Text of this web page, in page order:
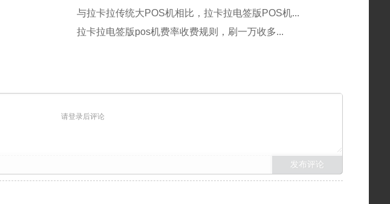
与拉卡拉传统大POS机相比，拉卡拉电签版POS机...
拉卡拉电签版pos机费率收费规则，刷一万收多...
请登录后评论